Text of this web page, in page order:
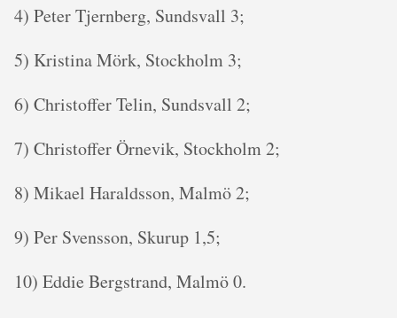
4) Peter Tjernberg, Sundsvall 3;
5) Kristina Mörk, Stockholm 3;
6) Christoffer Telin, Sundsvall 2;
7) Christoffer Örnevik, Stockholm 2;
8) Mikael Haraldsson, Malmö 2;
9) Per Svensson, Skurup 1,5;
10) Eddie Bergstrand, Malmö 0.